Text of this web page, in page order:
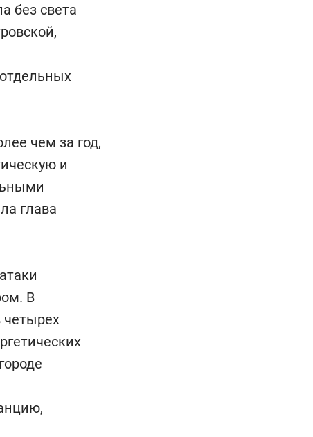
без света
чем за год,
и
глава
В
четырех